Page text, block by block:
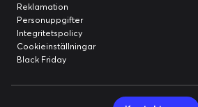
Reklamation
Personuppgifter
Integritetspolicy
Cookieinställningar
Black Friday